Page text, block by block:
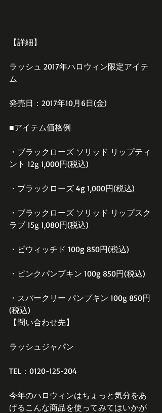
【詳細】
ラッシュ 2017年ハロウィン限定アイテ
ム
発売日：2017年10月6日(金)
■アイテム価格例
・ブラックローズ ソリッド リップティ
ント 12g 1,000円(税込)
・ブラックローズ 4g 1,000円(税込)
・ブラックローズ ソリッド リップスク
ラブ 15g 1,080円(税込)
・ビウィッチド 100g 850円(税込)
・ピンクパンプキン 100g 850円(税込)
・スパークリー パンプキン 100g 850円
(税込)
【問い合わせ先】
ラッシュジャパン
TEL：0120-125-204
今年のハロウィンはちょっと気分をあ
げるこんな商品を使ってみてはいかが